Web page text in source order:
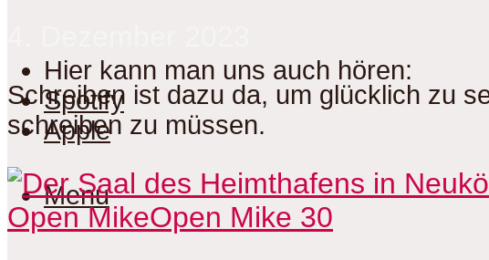
Hier kann man uns auch hören:
Spotify
Apple
Menu
Schreiben ist dazu da, um glücklich zu
schreiben zu müssen.
Open MikeOpen Mike 30